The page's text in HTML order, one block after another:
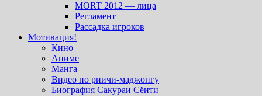
MORT 2012 — лица
Регламент
Рассадка игроков
Мотивация!
Кино
Аниме
Манга
Видео по риичи-маджонгу
Биография Сакураи Сёити